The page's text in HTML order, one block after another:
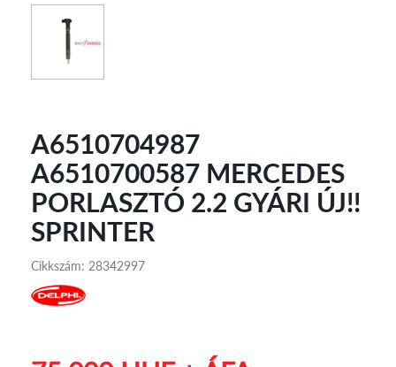
A6510704987
A6510700587 MERCEDES
PORLASZTÓ 2.2 GYÁRI ÚJ!!
SPRINTER
Cikkszám: 28342997